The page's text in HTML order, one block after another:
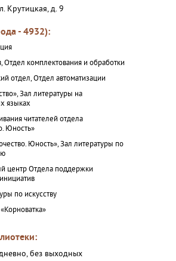
Крутицкая, д. 9
- 4932):
Отдел комплектования и обработки
отдел, Отдел автоматизации
Зал литературы на
языках
читателей отдела
Юность»
Юность», Зал литературы по
центр Отдела поддержки
по искусству
без выходных